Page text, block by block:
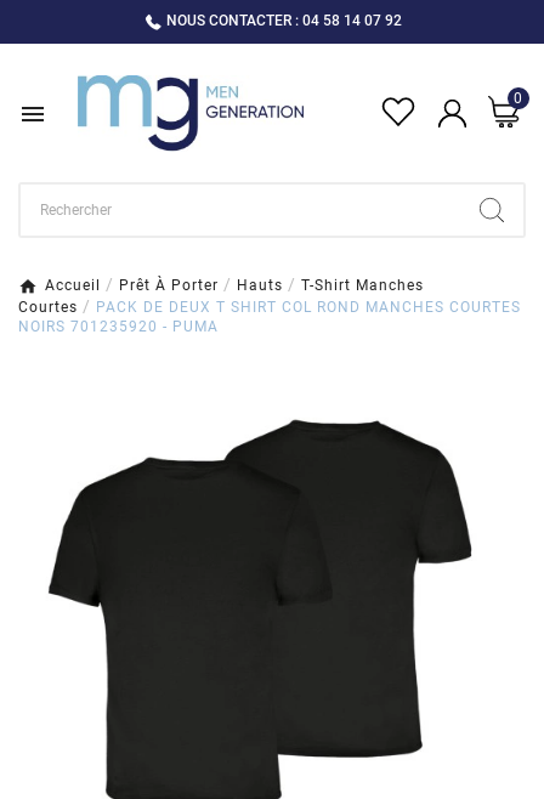
NOUS CONTACTER : 04 58 14 07 92

0
Accueil Prêt À Porter Hauts
T-Shirt Manches
Courtes
PACK DE DEUX T SHIRT COL ROND MANCHES COURTES
NOIRS 701235920 - PUMA